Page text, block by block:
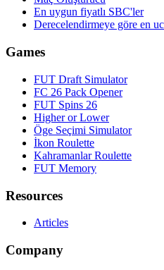
En uygun fiyatlı SBC'ler
Derecelendirmeye göre en
Games
FUT Draft Simulator
FC 26 Pack Opener
FUT Spins 26
Higher or Lower
Öge Seçimi Simulator
İkon Roulette
Kahramanlar Roulette
FUT Memory
Resources
Articles
Company